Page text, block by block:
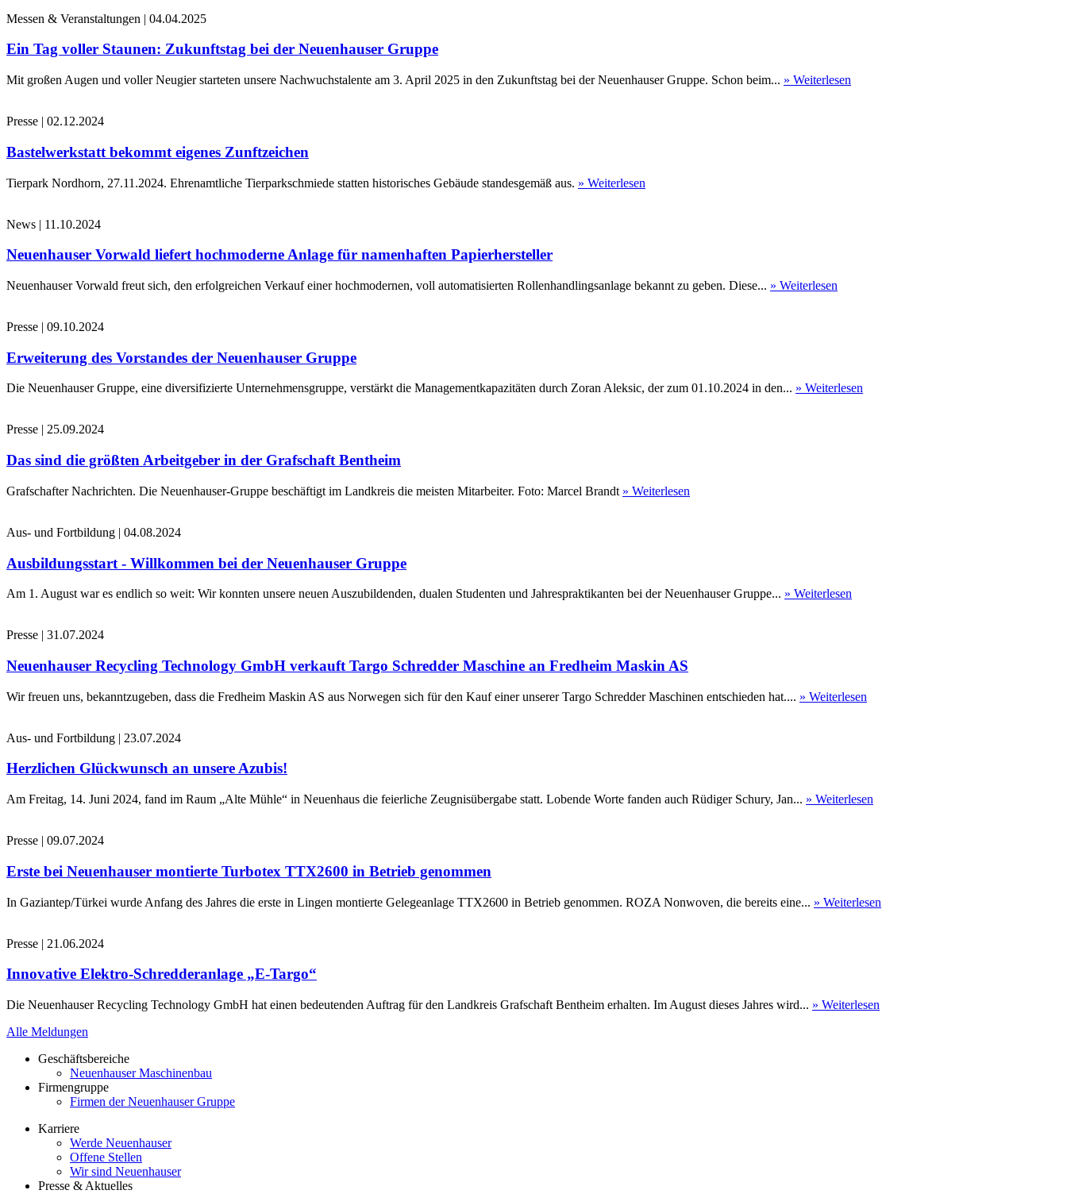
Messen & Veranstaltungen | 04.04.2025
Ein Tag voller Staunen: Zukunftstag bei der Neuenhauser Gruppe
Mit großen Augen und voller Neugier starteten unsere Nachwuchstalente am 3. April 2025 in den Zukunftstag bei der Neuenhauser Gruppe. Schon beim... » Weiterlesen
Presse | 02.12.2024
Bastelwerkstatt bekommt eigenes Zunftzeichen
Tierpark Nordhorn, 27.11.2024. Ehrenamtliche Tierparkschmiede statten historisches Gebäude standesgemäß aus. » Weiterlesen
News | 11.10.2024
Neuenhauser Vorwald liefert hochmoderne Anlage für namenhaften Papierhersteller
Neuenhauser Vorwald freut sich, den erfolgreichen Verkauf einer hochmodernen, voll automatisierten Rollenhandlingsanlage bekannt zu geben. Diese... » Weiterlesen
Presse | 09.10.2024
Erweiterung des Vorstandes der Neuenhauser Gruppe
Die Neuenhauser Gruppe, eine diversifizierte Unternehmensgruppe, verstärkt die Managementkapazitäten durch Zoran Aleksic, der zum 01.10.2024 in den... » Weiterlesen
Presse | 25.09.2024
Das sind die größten Arbeitgeber in der Grafschaft Bentheim
Grafschafter Nachrichten. Die Neuenhauser-Gruppe beschäftigt im Landkreis die meisten Mitarbeiter. Foto: Marcel Brandt » Weiterlesen
Aus- und Fortbildung | 04.08.2024
Ausbildungsstart - Willkommen bei der Neuenhauser Gruppe
Am 1. August war es endlich so weit: Wir konnten unsere neuen Auszubildenden, dualen Studenten und Jahrespraktikanten bei der Neuenhauser Gruppe... » Weiterlesen
Presse | 31.07.2024
Neuenhauser Recycling Technology GmbH verkauft Targo Schredder Maschine an Fredheim Maskin AS
Wir freuen uns, bekanntzugeben, dass die Fredheim Maskin AS aus Norwegen sich für den Kauf einer unserer Targo Schredder Maschinen entschieden hat.... » Weiterlesen
Aus- und Fortbildung | 23.07.2024
Herzlichen Glückwunsch an unsere Azubis!
Am Freitag, 14. Juni 2024, fand im Raum „Alte Mühle“ in Neuenhaus die feierliche Zeugnisübergabe statt. Lobende Worte fanden auch Rüdiger Schury, Jan... » Weiterlesen
Presse | 09.07.2024
Erste bei Neuenhauser montierte Turbotex TTX2600 in Betrieb genommen
In Gaziantep/Türkei wurde Anfang des Jahres die erste in Lingen montierte Gelegeanlage TTX2600 in Betrieb genommen. ROZA Nonwoven, die bereits eine... » Weiterlesen
Presse | 21.06.2024
Innovative Elektro-Schredderanlage „E-Targo“
Die Neuenhauser Recycling Technology GmbH hat einen bedeutenden Auftrag für den Landkreis Grafschaft Bentheim erhalten. Im August dieses Jahres wird... » Weiterlesen
Alle Meldungen
Geschäftsbereiche
Neuenhauser Maschinenbau
Firmengruppe
Firmen der Neuenhauser Gruppe
Karriere
Werde Neuenhauser
Offene Stellen
Wir sind Neuenhauser
Presse & Aktuelles